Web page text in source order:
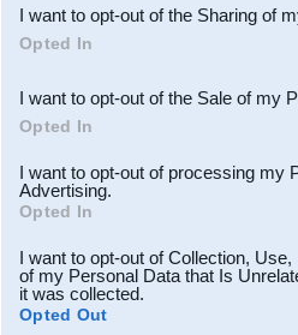
Downstream Participants
third parties.
I want to opt-out of the Sharing of
Opted In
I want to opt-out of the Sale of my
Opted In
I want to opt-out of processing my
Advertising.
Opted In
I want to opt-out of Collection,
of my Personal Data that Is
it was collected.
Opted Out